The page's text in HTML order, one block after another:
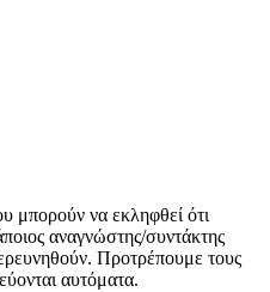
μπορούν να εκληφθεί ότι
αναγνώστης/συντάκτης
Προτρέπουμε τους
αυτόματα.